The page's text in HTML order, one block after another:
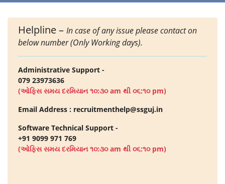
Helpline – In case of any issue please contact on
below number (Only Working days).
Administrative Support -
079 23973636
(ઓફિસ સમય દરમિયાન ૧૦:૩૦ am થી ૦૬:૧૦ pm)
Email Address : recruitmenthelp@ssguj.in
Software Technical Support -
+91 9099 971 769
(ઓફિસ સમય દરમિયાન ૧૦:૩૦ am થી ૦૬:૧૦ pm)